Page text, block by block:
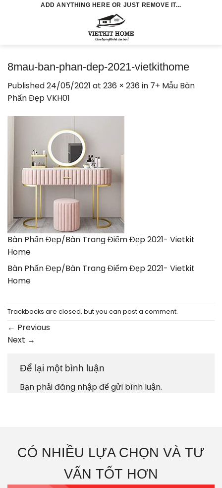
ADD ANYTHING HERE OR JUST REMOVE IT...
8mau-ban-phan-dep-2021-vietkithome
Published24/05/2021 at 236 × 236 in 7+ Mẫu Bàn
Phấn Đẹp VKH01
Bàn Phấn Đẹp/Bàn Trang Điểm Đẹp 2021- Vietkit
Home
Bàn Phấn Đẹp/Bàn Trang Điểm Đẹp 2021- Vietkit
Home
Trackbacks are closed, but you can post a comment.
← Previous
Next →
Để lại một bình luận
Bạn phảiđăng nhậpđể gửi bình luận.
CÓ NHIỀU LỰA CHỌN VÀ TƯ
VẤN TỐT HƠN